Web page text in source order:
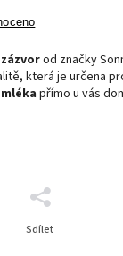
od značky
která je určena
přímo u vás
Sdílet